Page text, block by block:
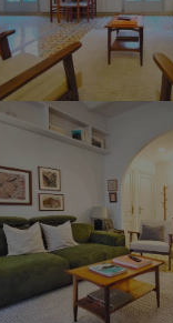
abbiamo trovato
che il nostro